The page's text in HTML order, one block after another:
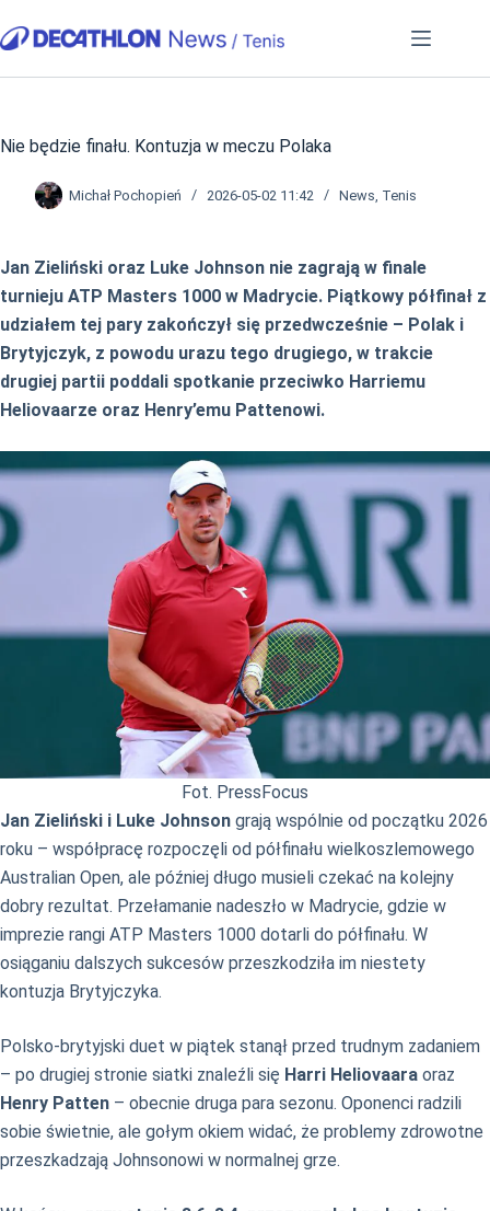
do
Nie będzie finału. Kontuzja w meczu Polaka
Michał Pochopień 2026-05-02 11:42 News Tenis
Jan Zieliński oraz Luke Johnson nie zagrają w finale
turnieju ATP Masters 1000 w Madrycie. Piątkowy półfinał z
udziałem tej pary zakończył się przedwcześnie – Polak i
Brytyjczyk, z powodu urazu tego drugiego, w trakcie
drugiej partii poddali spotkanie przeciwko Harriemu
Heliovaarze oraz Henry’emu Pattenowi.
Fot. PressFocus
Jan Zieliński i Luke Johnson grają wspólnie od początku 2026
roku – współpracę rozpoczęli od półfinału wielkoszlemowego
Australian Open, ale później długo musieli czekać na kolejny
dobry rezultat. Przełamanie nadeszło w Madrycie, gdzie w
imprezie rangi ATP Masters 1000 dotarli do półfinału. W
osiąganiu dalszych sukcesów przeszkodziła im niestety
kontuzja Brytyjczyka.
Polsko-brytyjski duet w piątek stanął przed trudnym zadaniem
– po drugiej stronie siatki znaleźli się Harri Heliovaara oraz
Henry Patten – obecnie druga para sezonu. Oponenci radzili
sobie świetnie, ale gołym okiem widać, że problemy zdrowotne
przeszkadzają Johnsonowi w normalnej grze.